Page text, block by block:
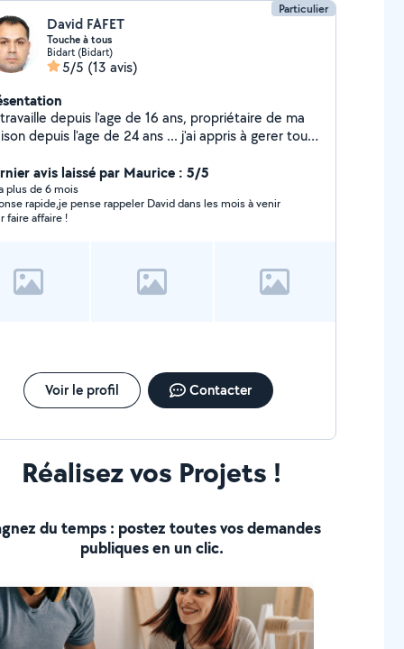
Particulier
David FAFET
Touche à tous
Bidart (Bidart)
5/5 (13 avis)
depuis l'age de 16 ans, propriétaire de ma
depuis l'age de 24 ans ... j'ai appris à gerer tous
avis laissé par Maurice : 5/5
plus de 6 mois
rapide,je pense rappeler David dans les mois à venir
faire affaire !
Voir le profil Contacter
Réalisez vos Projets !
du temps : postez toutes vos demandes
publiques en un clic.